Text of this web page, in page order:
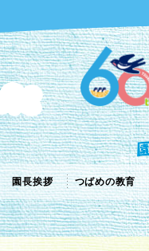
園長挨拶 つばめの教育